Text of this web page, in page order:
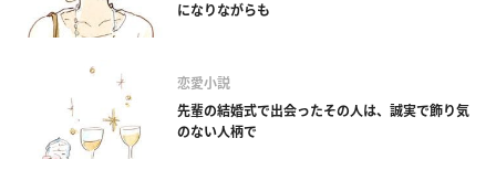
になりながらも
恋愛小説
先輩の結婚式で出会ったその人は、誠実で飾り気
のない人柄で